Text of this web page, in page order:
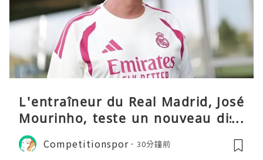
L'entraîneur du Real Madrid, José
Mourinho, teste un nouveau disp
ositif tactique
Competitionspor 30分鐘前